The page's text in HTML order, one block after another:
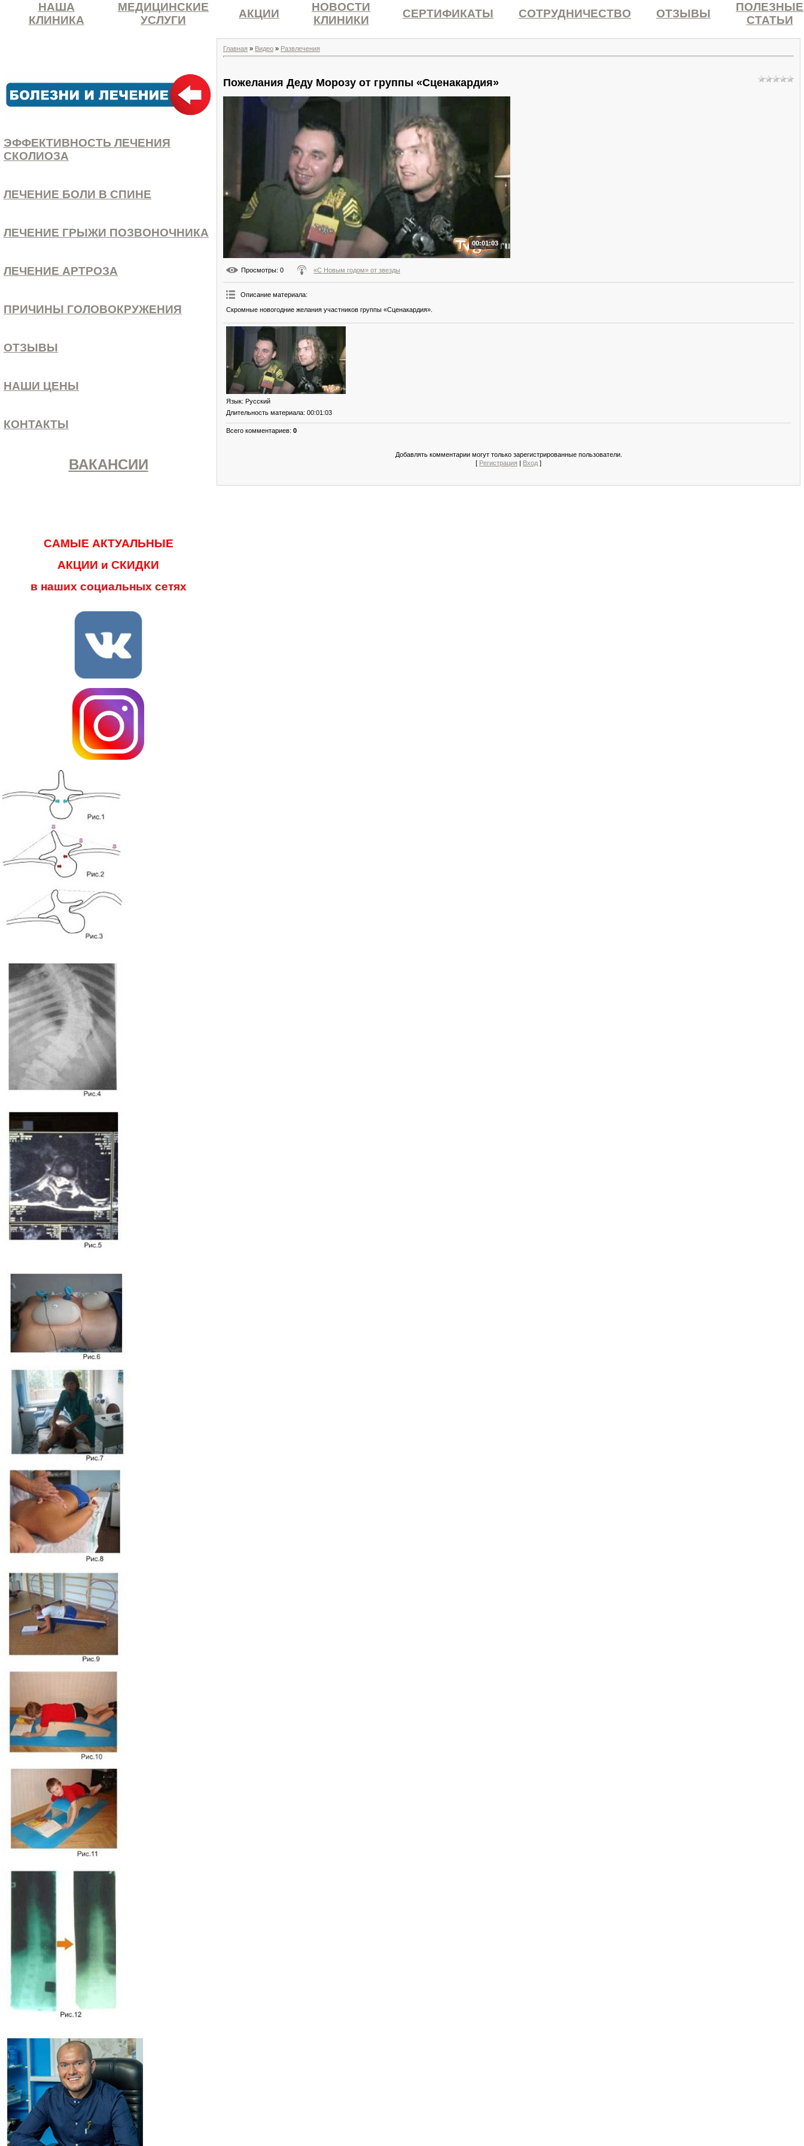
НАША
КЛИНИКА
МЕДИЦИНСКИЕ
УСЛУГИ
АКЦИИ
НОВОСТИ
КЛИНИКИ
СЕРТИФИКАТЫ СОТРУДНИЧЕСТВО ОТЗЫВЫ
ПОЛЕЗНЫЕ
СТАТЬИ
ЭФФЕКТИВНОСТЬ ЛЕЧЕНИЯ
СКОЛИОЗА
ЛЕЧЕНИЕ БОЛИ В СПИНЕ
ЛЕЧЕНИЕ ГРЫЖИ ПОЗВОНОЧНИКА
ЛЕЧЕНИЕ АРТРОЗА
ПРИЧИНЫ ГОЛОВОКРУЖЕНИЯ
ОТЗЫВЫ
НАШИ ЦЕНЫ
КОНТАКТЫ
ВАКАНСИИ
САМЫЕ АКТУАЛЬНЫЕ
АКЦИИ и СКИДКИ
в наших социальных сетях
Главная » Видео » Развлечения
Пожелания Деду Морозу от группы «Сценакардия»
00:01:03
Просмотры: 0 «С Новым годом» от звезды
Описание материала:
Скромные новогодние желания участников группы «Сценакардия».
Язык: Русский
Длительность материала: 00:01:03
Всего комментариев: 0
Добавлять комментарии могут только зарегистрированные пользователи.
[ Регистрация | Вход ]